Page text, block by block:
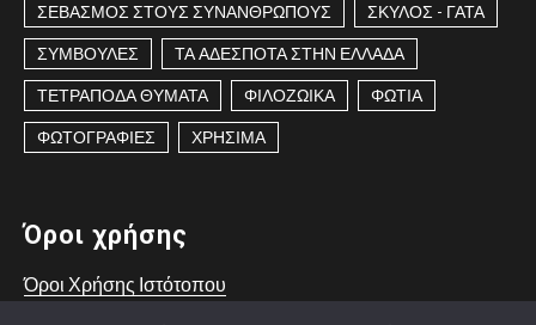
ΣΕΒΑΣΜΟΣ ΣΤΟΥΣ ΣΥΝΑΝΘΡΩΠΟΥΣ ΣΚΥΛΟΣ - ΓΑΤΑ
ΣΥΜΒΟΥΛΕΣ ΤΑ ΑΔΕΣΠΟΤΑ ΣΤΗΝ ΕΛΛΑΔΑ
ΤΕΤΡΑΠΟΔΑ ΘΥΜΑΤΑ ΦΙΛΟΖΩΙΚΑ ΦΩΤΙΑ
ΦΩΤΟΓΡΑΦΙΕΣ ΧΡΗΣΙΜΑ
Όροι χρήσης
Όροι Χρήσης Ιστότοπου